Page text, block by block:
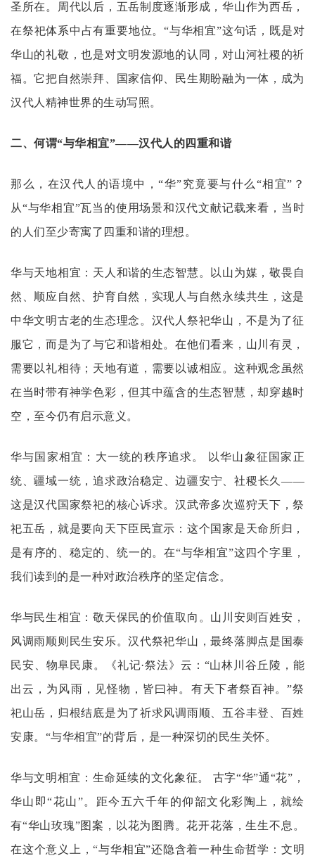
圣所在。周代以后，五岳制度逐渐形成，华山作为西岳，
在祭祀体系中占有重要地位。“与华相宜”这句话，既是对
华山的礼敬，也是对文明发源地的认同，对山河社稷的祈
福。它把自然崇拜、国家信仰、民生期盼融为一体，成为
汉代人精神世界的生动写照。
二、何谓“与华相宜”——汉代人的四重和谐
那么，在汉代人的语境中， “华”究竟要与什么“相宜”？
从“与华相宜”瓦当的使用场景和汉代文献记载来看，当时
的人们至少寄寓了四重和谐的理想。
华与天地相宜：天人和谐的生态智慧。
以山为媒，敬畏自
然、顺应自然、护育自然，实现人与自然永续共生，这是
中华文明古老的生态理念。汉代人祭祀华山，不是为了征
服它，而是为了与它和谐相处。在他们看来，山川有灵，
需要以礼相待；天地有道，需要以诚相应。这种观念虽然
在当时带有神学色彩，但其中蕴含的生态智慧，却穿越时
空，至今仍有启示意义。
华与国家相宜：大一统的秩序追求。
以华山象征国家正
统、疆域一统，追求政治稳定、边疆安宁、社稷长久 ——
这是汉代国家祭祀的核心诉求。汉武帝多次巡狩天下，祭
祀五岳，就是要向天下臣民宣示：这个国家是天命所归，
是有序的、稳定的、统一的。在“与华相宜”这四个字里，
我们读到的是一种对政治秩序的坚定信念。
华与民生相宜：敬天保民的价值取向。 山川安则百姓安，
风调雨顺则民生安乐。汉代祭祀华山，最终落脚点是国泰
民安、物阜民康。《礼记·祭法》云：“山林川谷丘陵，能
出云，为风雨，见怪物，皆曰神。有天下者祭百神。”祭
祀山岳，归根结底是为了祈求风调雨顺、五谷丰登、百姓
安康。“与华相宜”的背后，是一种深切的民生关怀。
华与文明相宜：生命延续的文化象征。 古字“华”通“花”，
华山即“花山”。距今五六千年的仰韶文化彩陶上，就绘
有“华山玫瑰”图案，以花为图腾。花开花落，生生不息。
在这个意义上，“与华相宜”还隐含着一种生命哲学：文明